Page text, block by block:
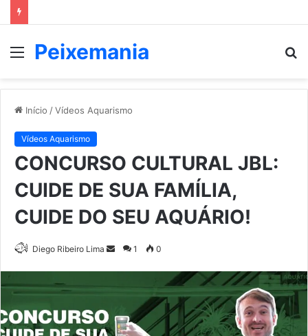
Menu
Peixemania
Início /Vídeos Aquarismo
Vídeos Aquarismo
CONCURSO CULTURAL JBL:
CUIDE DE SUA FAMÍLIA,
CUIDE DO SEU AQUÁRIO!
Diego Ribeiro Lima
Mande1 0